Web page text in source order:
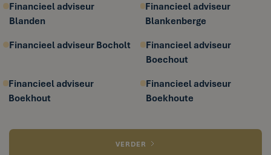
Financieel adviseur
Blanden
Financieel adviseur
Blankenberge
Financieel adviseur Bocholt
Financieel adviseur
Boechout
Financieel adviseur
Boekhout
Financieel adviseur
Boekhoute
VERDER